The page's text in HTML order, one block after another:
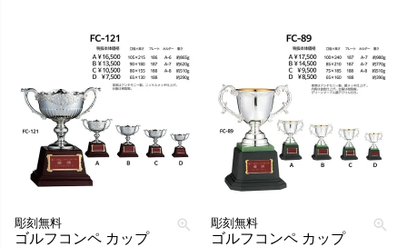
彫刻無料
ゴルフコンペ カップ
彫刻無料
ゴルフコンペ カップ